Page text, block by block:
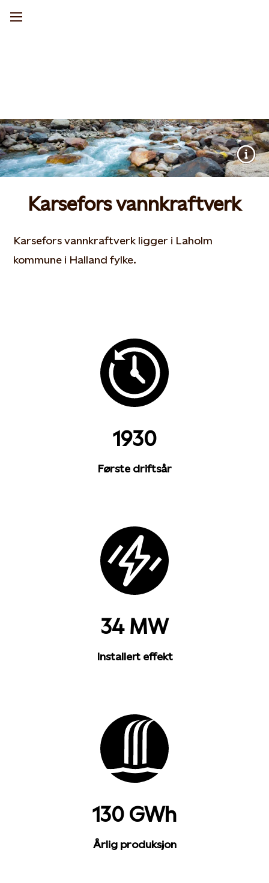
Karsefors vannkraftverk
Karsefors vannkraftverk ligger i Laholm
kommune i Halland fylke.
1930
Første driftsår
34 MW
Installert effekt
130 GWh
Årlig produksjon